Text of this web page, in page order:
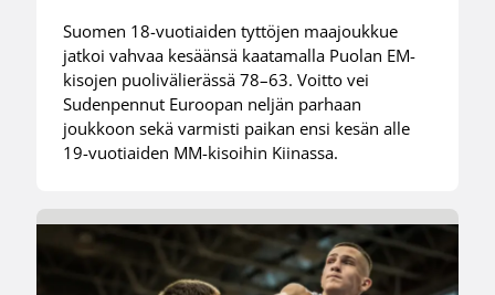
Suomen 18-vuotiaiden tyttöjen maajoukkue
jatkoi vahvaa kesäänsä kaatamalla Puolan EM-
kisojen puolivälierässä 78–63. Voitto vei
Sudenpennut Euroopan neljän parhaan
joukkoon sekä varmisti paikan ensi kesän alle
19-vuotiaiden MM-kisoihin Kiinassa.